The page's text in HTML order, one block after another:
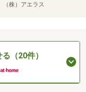
株）アエラス
（20件）